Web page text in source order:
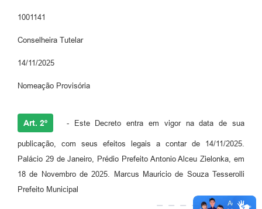
1001141
Conselheira Tutelar
14/11/2025
Nomeação Provisória
Art. 2º - Este Decreto entra em vigor na data de sua
publicação, com seus efeitos legais a contar de 14/11/2025.
Palácio 29 de Janeiro, Prédio Prefeito Antonio Alceu Zielonka, em
18 de Novembro de 2025. Marcus Mauricio de Souza Tesserolli
Prefeito Municipal